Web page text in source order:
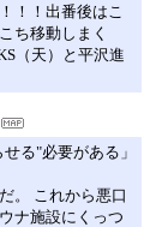
！！出番後はこ
ち移動しまく
（天）と平沢進
る"必要がある」
。 これから悪口
ナ施設にくっつ